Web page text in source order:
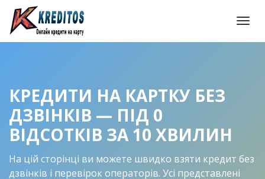
КРЕДИТИ НА КАРТКУ БЕЗ
ДЗВІНКІВ — ПІД 0
ВІДСОТКІВ ЗА 10 ХВИЛИН
На цій сторінці ви можете швидко взяти кредит без
дзвінків і перевірок операторів. Усі представлені